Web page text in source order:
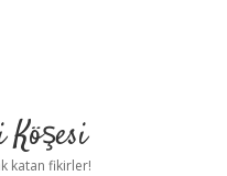
katan fikirler!